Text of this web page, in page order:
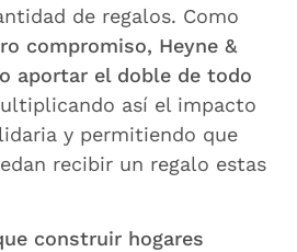
de regalos. Como
compromiso, Heyne &
aportar el doble de todo
así el impacto
y permitiendo que
recibir un regalo estas
construir hogares